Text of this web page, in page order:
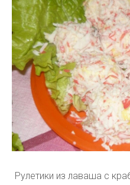
Рулетики из лаваша с